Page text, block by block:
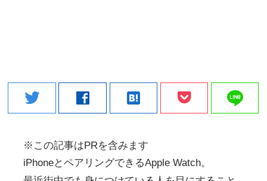
twitter facebook hatenabookmark line
※この記事はPRを含みます
iPhoneとペアリングできるApple Watch。